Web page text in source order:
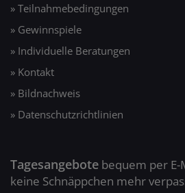
» Teilnahmebedingungen
» Gewinnspiele
» Individuelle Beratungen
» Kontakt
» Bildnachweis
» Datenschutzrichtlinien
Tagesangebote bequem per
keine Schnäppchen mehr